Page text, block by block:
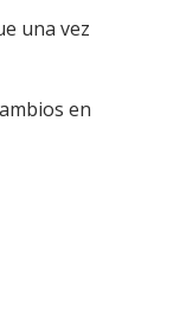
una vez
en